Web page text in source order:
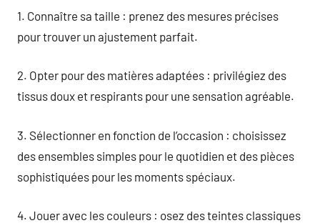
1. Connaître sa taille : prenez des mesures précises
pour trouver un ajustement parfait.
2. Opter pour des matières adaptées : privilégiez des
tissus doux et respirants pour une sensation agréable.
3. Sélectionner en fonction de l’occasion : choisissez
des ensembles simples pour le quotidien et des pièces
sophistiquées pour les moments spéciaux.
4. Jouer avec les couleurs : osez des teintes classiques